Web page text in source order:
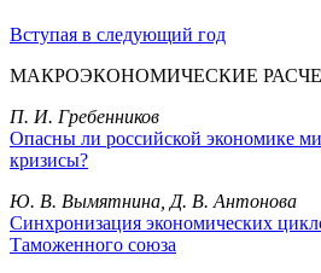
Вступая в следующий год
МАКРОЭКОНОМИЧЕСКИЕ
П. И. Гребенников
Опасны ли российской экономике
кризисы?
Ю. В. Вымятнина, Д. В. Антонова
Синхронизация экономических
Таможенного союза